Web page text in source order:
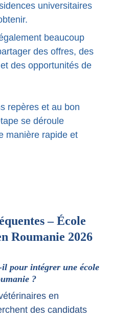
universitaires
beaucoup
des offres, des
des opportunités de
repères et au bon
se déroule
manière rapide et
– École
Roumanie 2026
pour intégrer une école
?
en
des candidats